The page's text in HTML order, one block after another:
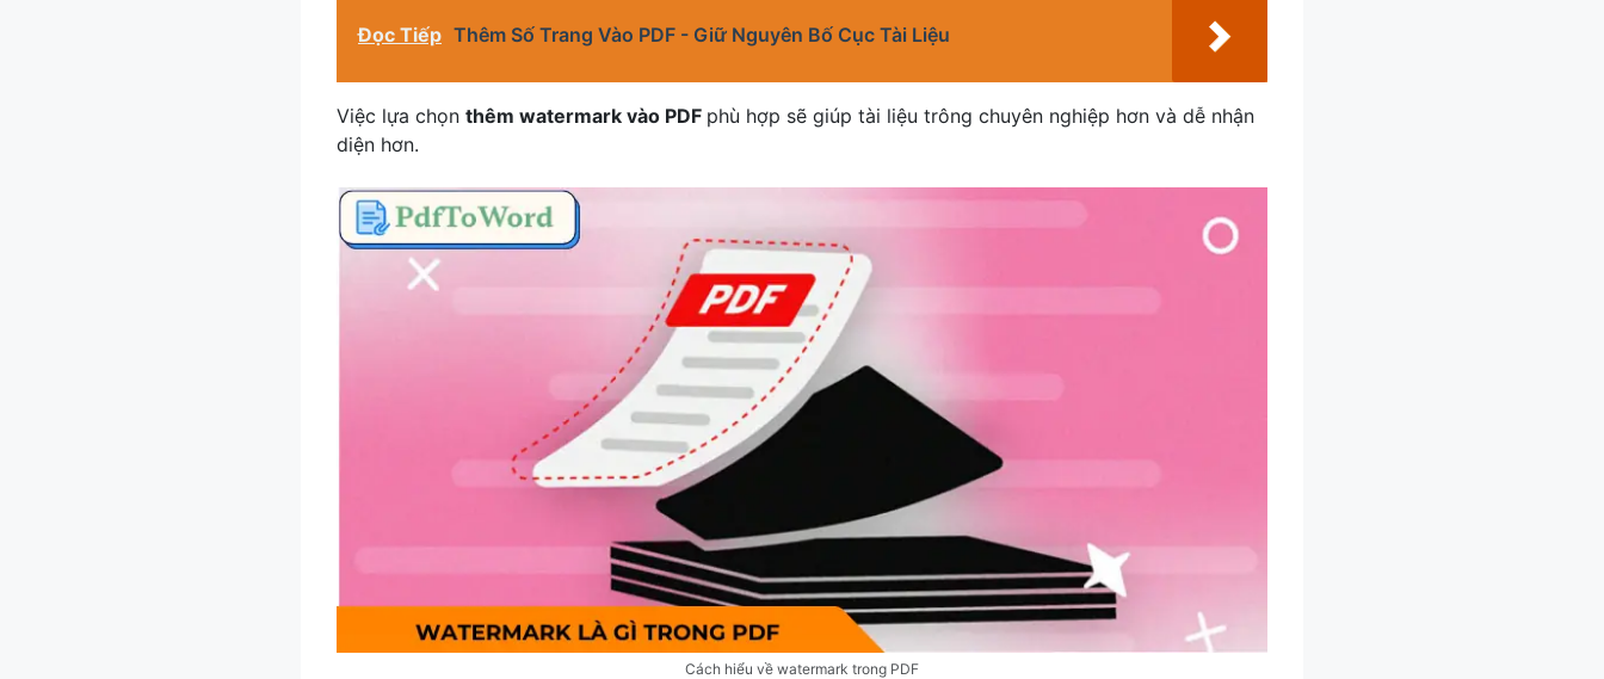
Đọc Tiếp Thêm Số Trang Vào PDF - Giữ Nguyên Bố Cục Tài Liệu
Việc lựa chọn thêm watermark vào PDF phù hợp sẽ giúp tài liệu trông chuyên nghiệp hơn và dễ nhận
diện hơn.
Cách hiểu về watermark trong PDF